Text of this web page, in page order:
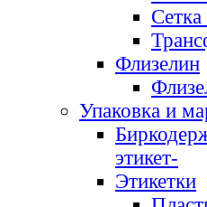
Флизелин
Упаковка и
этикет-
Этикетки